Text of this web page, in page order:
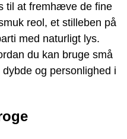
til at fremhæve de fine
reol, et stilleben på
med naturligt lys.
du kan bruge små
og personlighed i